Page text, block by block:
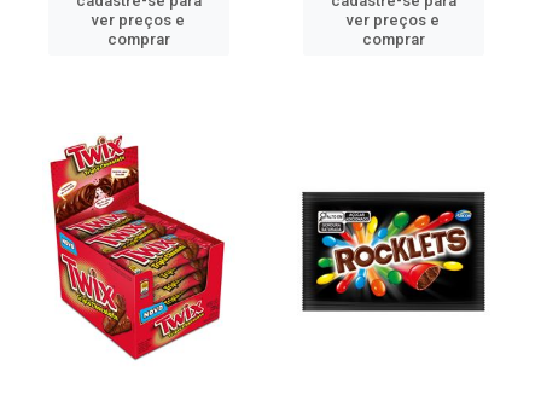
ver preços e
comprar
ver preços e
comprar